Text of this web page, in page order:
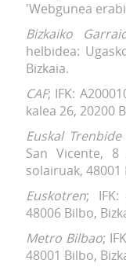
'Webgunea
Bizkaiko
helbidea:
Bizkaia.
CAF; IFK:
kalea 26, 20200
Euskal Trenbide
San Vicente,
solairuak, 48001
Euskotren; IFK:
48006 Bilbo,
Metro Bilbao;
48001 Bilbo,